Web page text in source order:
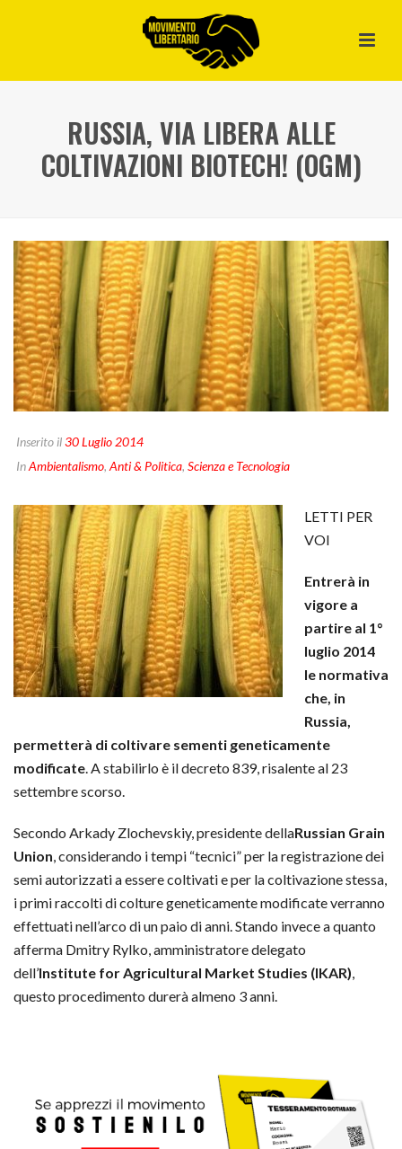
RUSSIA, VIA LIBERA ALLE
COLTIVAZIONI BIOTECH! (OGM)
Inserito il30 Luglio 2014
InAmbientalismo, Anti & Politica, Scienza e Tecnologia
LETTI PER
VOI
Entrerà in
vigore a
partire al 1°
luglio 2014
le normativa
che, in
Russia,
permetterà di coltivare sementi geneticamente
modificate . A stabilirlo è il decreto 839, risalente al 23
settembre scorso.
Secondo Arkady Zlochevskiy, presidente dellaRussian Grain
Union , considerando i tempi “tecnici” per la registrazione dei
semi autorizzati a essere coltivati e per la coltivazione stessa,
i primi raccolti di colture geneticamente modificate verranno
effettuati nell’arco di un paio di anni. Stando invece a quanto
afferma Dmitry Rylko, amministratore delegato
dell’Institute for Agricultural Market Studies (IKAR)
questo procedimento durerà almeno 3 anni.